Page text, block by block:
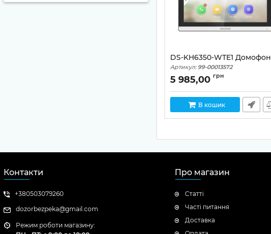
DS-KH6350-WТE1 Домофон
Артикул: 99-00013572
5 985,00 грн
В кошик
Контакти
+380503079260
dozorbezpeka@gmail.com
Режим роботи магазину:
Про магазин
Статті
Часті питання
Доставка